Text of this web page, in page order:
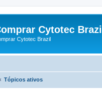
Cytotec Brazil
Cytotec Brazil
Tópicos ativos